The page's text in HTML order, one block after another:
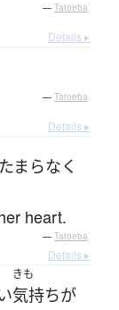
— Tatoeba
Details ▸
— Tatoeba
Details ▸
たまらなく
heart.
— Tatoeba
Details ▸
きも
気持ちが